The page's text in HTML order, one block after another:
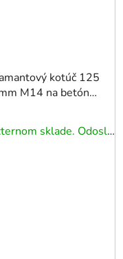
kotúč 125
M14 na betón
Na externom sklade. Odoslanie 3 - 5 prac. dní.